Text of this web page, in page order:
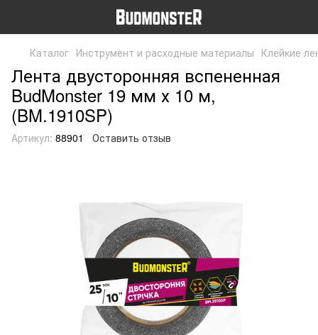
Каталог Инструмент и расходные материалы Клейкие
Лента двусторонняя вспененная
BudMonster 19 мм х 10 м,
(BM.1910SP)
Артикул: 88901 Оставить отзыв